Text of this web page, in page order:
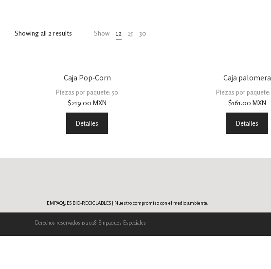
Showing all 2 results Show 12 15 30
Caja Pop-Corn
Piezas por paquete: 50
$219.00 MXN
Detalles
Caja palomera
Piezas por paquete:
$161.00 MXN
Detalles
EMPAQUES BIO-RECICLABLES | Nuestro compromiso con el medio ambiente.
Derechos reservados © 2018 Empaques Especiales -